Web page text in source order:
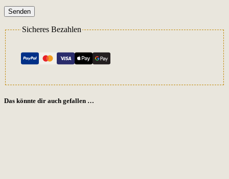
Senden
Sicheres Bezahlen
Das könnte dir auch gefallen …